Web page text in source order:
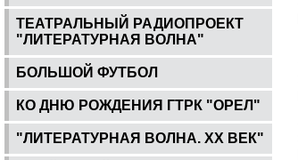
ТЕАТРАЛЬНЫЙ РАДИОПРОЕКТ
"ЛИТЕРАТУРНАЯ ВОЛНА"
БОЛЬШОЙ ФУТБОЛ
КО ДНЮ РОЖДЕНИЯ ГТРК "ОРЕЛ"
"ЛИТЕРАТУРНАЯ ВОЛНА. ХХ ВЕК"